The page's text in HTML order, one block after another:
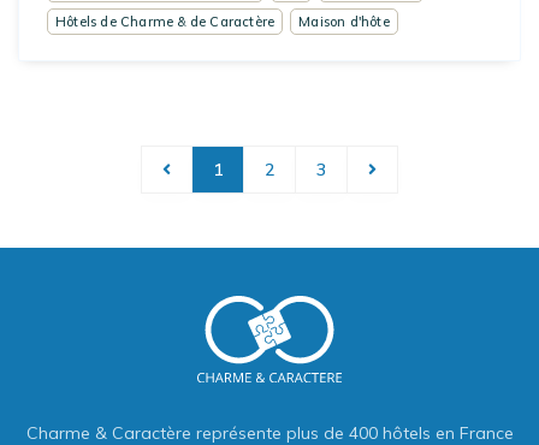
Hôtels de Charme & de Caractère
Maison d'hôte
1 2 3
Charme & Caractère représente plus de 400 hôtels en France